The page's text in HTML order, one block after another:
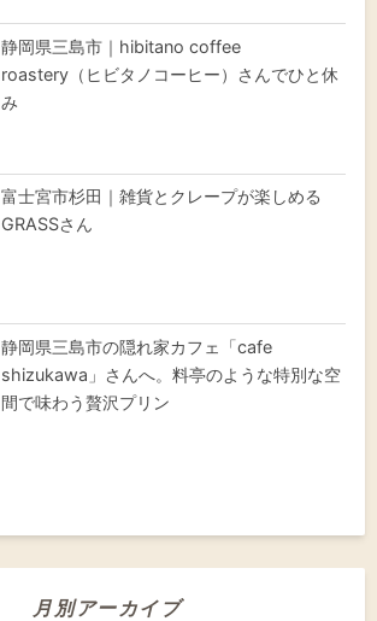
静岡県三島市｜hibitano coffee
roastery（ヒビタノコーヒー）さんでひと休
み
富士宮市杉田｜雑貨とクレープが楽しめる
GRASSさん
静岡県三島市の隠れ家カフェ「cafe
shizukawa」さんへ。料亭のような特別な空
間で味わう贅沢プリン
月別アーカイブ